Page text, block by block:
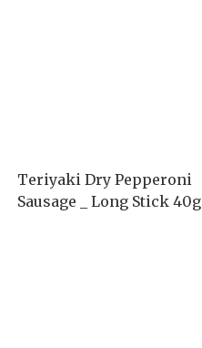
Teriyaki Dry Pepperoni
Sausage _ Long Stick 40g